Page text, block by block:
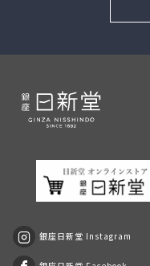
銀座日新堂 Instagram